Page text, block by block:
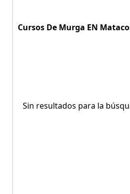
Cursos De Murga EN
Sin resultados para la